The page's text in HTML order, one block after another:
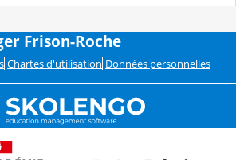
Frison-Roche
Chartes d'utilisation Données personnelles